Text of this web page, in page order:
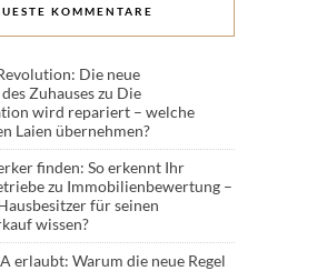
KOMMENTARE
Die neue
Zuhauseszu Die
wird repariert – welche
Laien übernehmen?
finden: So erkennt Ihr
zu Immobilienbewertung –
für seinen
wissen?
erlaubt: Warum die neue Regel